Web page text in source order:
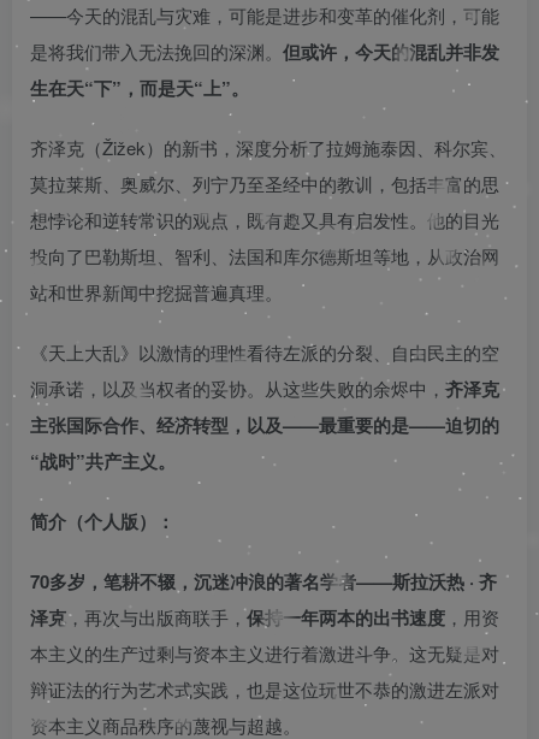
——今天的混乱与灾难，可能是进步和变革的催化剂，可能
是将我们带入无法挽回的深渊。 但或许，今天的混乱并非发
生在天“下”，而是天“上”。
齐泽克（Žižek）的新书，深度分析了拉姆施泰因、科尔宾、
莫拉莱斯、奥威尔、列宁乃至圣经中的教训，包括丰富的思
想悖论和逆转常识的观点，既有趣又具有启发性。他的目光
投向了巴勒斯坦、智利、法国和库尔德斯坦等地，从政治网
站和世界新闻中挖掘普遍真理。
《天上大乱》以激情的理性看待左派的分裂、自由民主的空
洞承诺，以及当权者的妥协。从这些失败的余烬中， 齐泽克
主张国际合作、经济转型，以及——最重要的是——迫切的
“战时”共产主义。
简介（个人版）：
70多岁，笔耕不辍，沉迷冲浪的著名学者——斯拉沃热 · 齐
泽克，再次与出版商联手，保持一年两本的出书速度 ，用资
本主义的生产过剩与资本主义进行着激进斗争。这无疑是对
辩证法的行为艺术式实践，也是这位玩世不恭的激进左派对
资本主义商品秩序的蔑视与超越。